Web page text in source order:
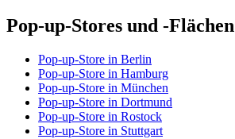
Pop-up-Stores und -Flächen
Pop-up-Store in Berlin
Pop-up-Store in Hamburg
Pop-up-Store in München
Pop-up-Store in Dortmund
Pop-up-Store in Rostock
Pop-up-Store in Stuttgart